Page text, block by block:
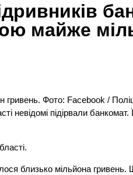
майже
Фото: Facebook /
невідомі підірвали
близько мільйона гривень.